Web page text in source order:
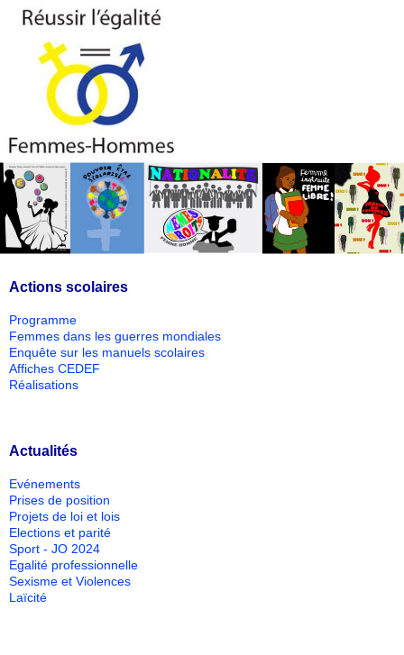
Actions scolaires
Programme
Femmes dans les guerres mondiales
Enquête sur les manuels scolaires
Affiches CEDEF
Réalisations
Actualités
Evénements
Prises de position
Projets de loi et lois
Elections et parité
Sport - JO 2024
Egalité professionnelle
Sexisme et Violences
Laïcité